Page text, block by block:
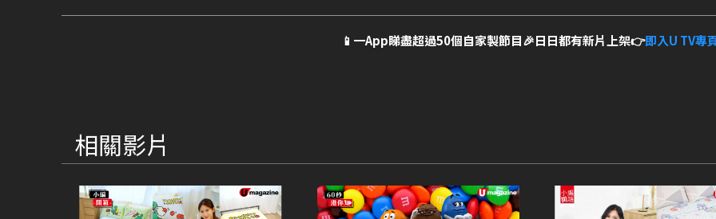
📱一App睇盡超過50個自家製節目🎉日日都有新片上架👉即入U TV專
相關影片